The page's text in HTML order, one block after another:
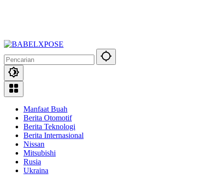
Manfaat Buah
Berita Otomotif
Berita Teknologi
Berita Internasional
Nissan
Mitsubishi
Rusia
Ukraina